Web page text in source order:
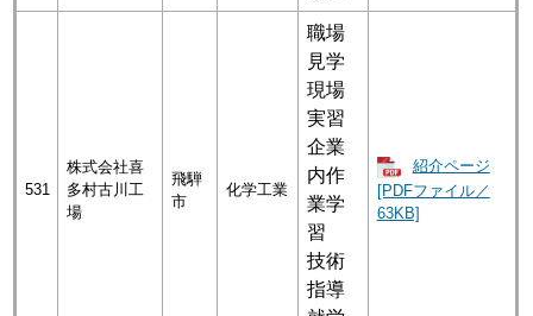
531
株式会社喜
多村古川工
場
飛騨
市
化学工業
職場
見学
現場
実習
企業
内作
業学
習
技術
指導
紹介ページ
[PDFファイル／
63KB]